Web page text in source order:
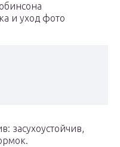
и уход фото
засухоустойчив,